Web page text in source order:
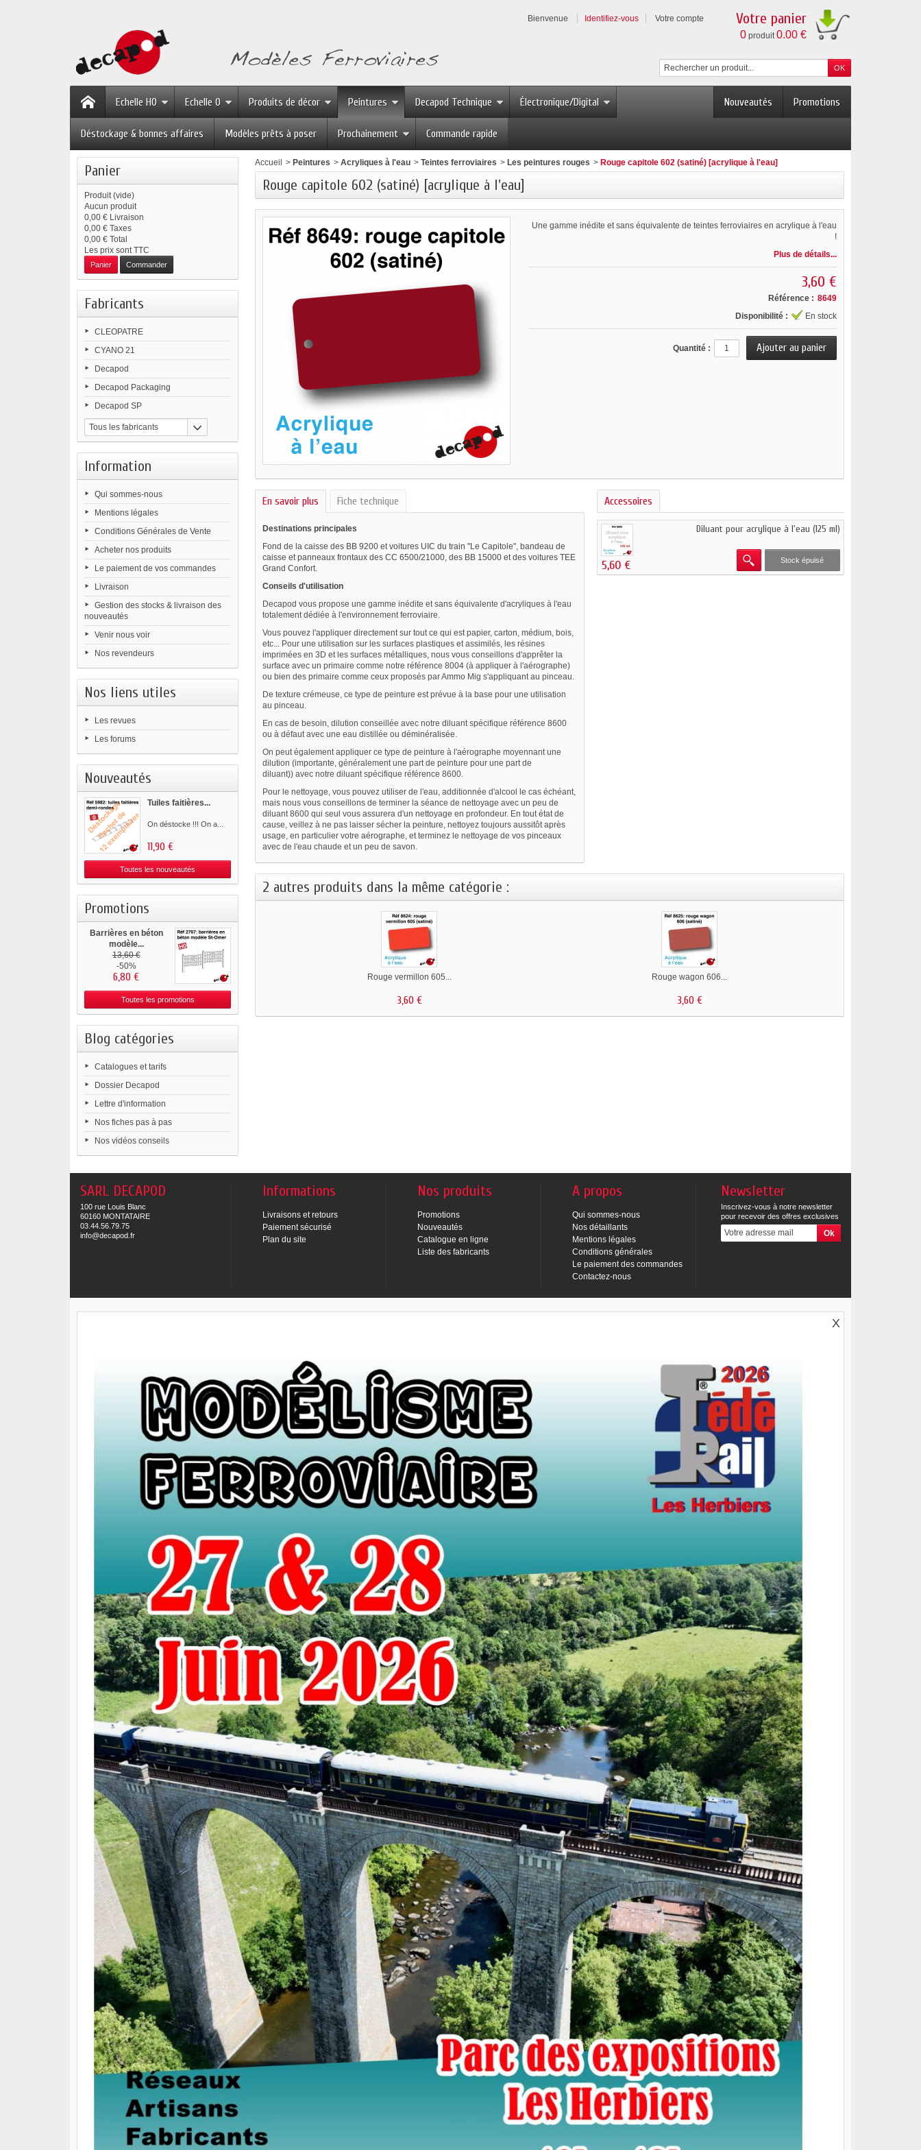
Bienvenue Identifiez-vous Votre compte Votre panier
0 produit0.00 €
Promotions
Nouveautés
Echelle HO Echelle O Produits de décor Peintures Decapod Technique Électronique/Digital
Déstockage & bonnes affaires Modèles prêts à poser Prochainement Commande rapide
Panier
Produit (vide)
Aucun produit
0,00 € Livraison
0,00 € Taxes
0,00 € Total
Les prix sont TTC
Panier Commander
Fabricants
CLEOPATRE
CYANO 21
Decapod
Decapod Packaging
Decapod SP
Tous les fabricants
Information
Qui sommes-nous
Mentions légales
Conditions Générales de Vente
Acheter nos produits
Le paiement de vos commandes
Livraison
Gestion des stocks & livraison des
nouveautés
Venir nous voir
Nos revendeurs
Nos liens utiles
Les revues
Les forums
Nouveautés
Tuiles faitières...
On déstocke !!! On a...
11,90 €
Toutes les nouveautés
Promotions
Barrières en béton
modèle...
13,60 €
-50%
6,80 €
Toutes les promotions
Blog catégories
Catalogues et tarifs
Dossier Decapod
Lettre d'information
Nos fiches pas à pas
Nos vidéos conseils
Accueil > Peintures > Acryliques à l'eau > Teintes ferroviaires > Les peintures rouges > Rouge capitole 602 (satiné) [acrylique à l'eau]
Rouge capitole 602 (satiné) [acrylique à l'eau]
Une gamme inédite et sans équivalente de teintes ferroviaires en acrylique à l'eau
!
Plus de détails...
3,60 €
Référence : 8649
Disponibilité :
En stock
Quantité :
En savoir plus Fiche technique
Destinations principales
Fond de la caisse des BB 9200 et voitures UIC du train "Le Capitole", bandeau de
caisse et panneaux frontaux des CC 6500/21000, des BB 15000 et des voitures TEE
Grand Confort.
Conseils d'utilisation
Decapod vous propose une gamme inédite et sans équivalente d'acryliques à l'eau
totalement dédiée à l'environnement ferroviaire.
Vous pouvez l'appliquer directement sur tout ce qui est papier, carton, médium, bois,
etc... Pour une utilisation sur les surfaces plastiques et assimilés, les résines
imprimées en 3D et les surfaces métalliques, nous vous conseillons d'apprêter la
surface avec un primaire comme notre référence 8004 (à appliquer à l'aérographe)
ou bien des primaire comme ceux proposés par Ammo Mig s'appliquant au pinceau.
De texture crémeuse, ce type de peinture est prévue à la base pour une utilisation
au pinceau.
En cas de besoin, dilution conseillée avec notre diluant spécifique référence 8600
ou à défaut avec une eau distillée ou déminéralisée.
On peut également appliquer ce type de peinture à l'aérographe moyennant une
dilution (importante, généralement une part de peinture pour une part de
diluant)) avec notre diluant spécifique référence 8600.
Pour le nettoyage, vous pouvez utiliser de l'eau, additionnée d'alcool le cas échéant,
mais nous vous conseillons de terminer la séance de nettoyage avec un peu de
diluant 8600 qui seul vous assurera d'un nettoyage en profondeur. En tout état de
cause, veillez à ne pas laisser sécher la peinture, nettoyez toujours aussitôt après
usage, en particulier votre aérographe, et terminez le nettoyage de vos pinceaux
avec de l'eau chaude et un peu de savon.
Accessoires
Diluant pour acrylique à l'eau (125 ml)
5,60 € Stock épuisé
2 autres produits dans la même catégorie :
Rouge vermillon 605...
3,60 €
Rouge wagon 606...
3,60 €
SARL DECAPOD
100 rue Louis Blanc
60160 MONTATAIRE
03.44.56.79.75
info@decapod.fr
Informations
Livraisons et retours
Paiement sécurisé
Plan du site
Nos produits
Promotions
Nouveautés
Catalogue en ligne
Liste des fabricants
A propos
Qui sommes-nous
Nos détaillants
Mentions légales
Conditions générales
Le paiement des commandes
Contactez-nous
Newsletter
Inscrivez-vous à notre newsletter
pour recevoir des offres exclusives
X